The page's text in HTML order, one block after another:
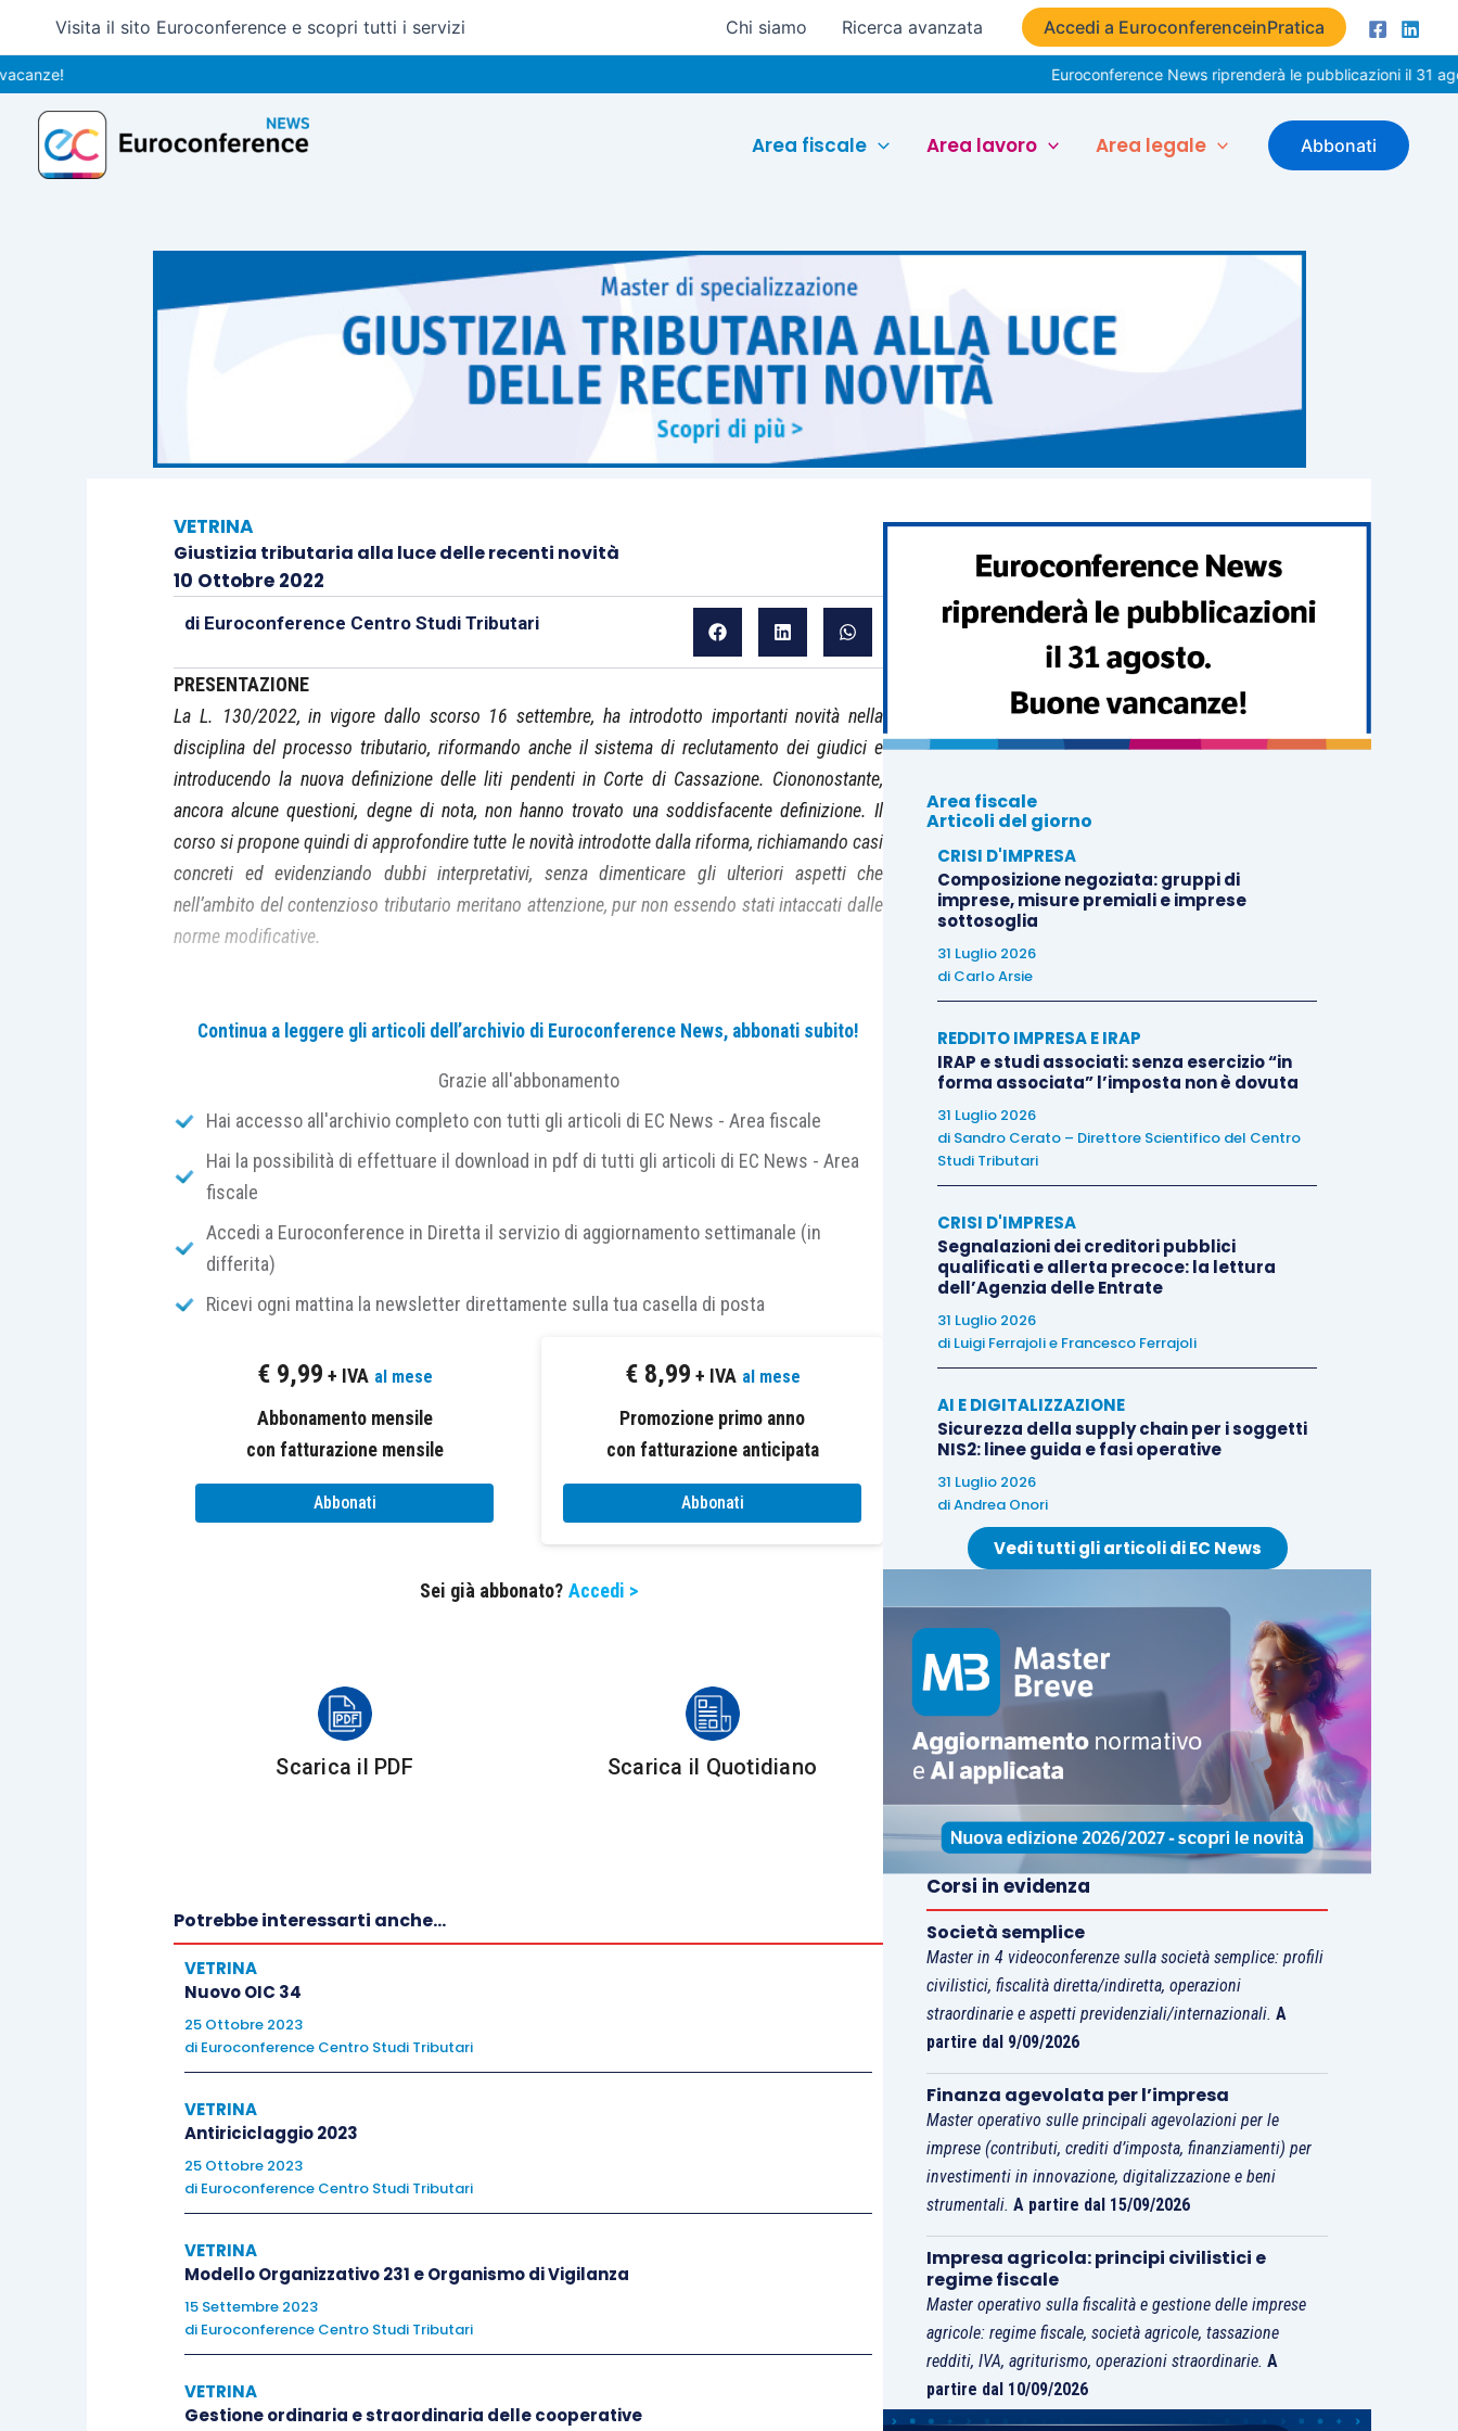
contenuto
Visita il sito Euroconference e scopri tutti i servizi Chi siamo Ricerca avanzata Accedi a EuroconferenceinPratica
Euroconference News riprenderà le pubblicazioni il 31 agosto.
Area fiscale Area lavoro Area legale Abbonati
VETRINA
Giustizia tributaria alla luce delle recenti novità
10 Ottobre 2022
di Euroconference Centro Studi Tributari
PRESENTAZIONE
La L. 130/2022, in vigore dallo scorso 16 settembre, ha introdotto importanti novità nella
disciplina del processo tributario, riformando anche il sistema di reclutamento dei giudici e
introducendo la nuova definizione delle liti pendenti in Corte di Cassazione. Ciononostante,
ancora alcune questioni, degne di nota, non hanno trovato una soddisfacente definizione.Il
corso si propone quindi di approfondire tutte le novità introdotte dalla riforma, richiamando casi
concreti ed evidenziando dubbi interpretativi, senza dimenticare gli ulteriori aspetti che
nell’ambito del contenzioso tributario meritano attenzione, pur non essendo stati intaccati dalle
norme modificative.
I Incontro
La definizione delle liti pendenti in Cassazione, le altre novità e le questioni critiche
ancora non risolte
Le nuove modalità di reclutamento dei giudici tributari
La definizione delle liti pendenti in Cassazione: i presupposti, i termini previsti e gli
effetti
Le criticità e la giurisprudenza sulle precedenti esperienze di definizione delle liti
La partecipazione all’udienza mediante collegamento da remoto: le novità
introdotte
Ulteriori questioni critiche ancora non risolte: analisi della giurisprudenza e spunti
Reclamo, mediazione e conciliazione alla luce delle novità
III Incontro
L’onere della prova in capo all’Amministrazione finanziaria: riflessioni critiche
Analisi di alcuni casi concreti e approfondimenti in merito alla ripartizione
dell’onere della prova
Le presunzioni legali e semplici: quali sono gli effetti della riforma?
Motivazione e prova
La nuova testimonianza scritta
Continua a leggere gli articoli dell’archivio di Euroconference News, abbonati subito!
Grazie all'abbonamento
Hai accesso all'archivio completo con tutti gli articoli di EC News - Area fiscale
Hai la possibilità di effettuare il download in pdf di tutti gli articoli di EC News - Area
fiscale
Accedi a Euroconference in Diretta il servizio di aggiornamento settimanale (in
differita)
Ricevi ogni mattina la newsletter direttamente sulla tua casella di posta
€ 9,99 + IVA al mese
Abbonamento mensile
con fatturazione mensile
Abbonati
€ 8,99 + IVA al mese
Promozione primo anno
con fatturazione anticipata
Abbonati
Sei già abbonato? Accedi >
Scarica il PDF Scarica il Quotidiano
Potrebbe interessarti anche...
VETRINA
Nuovo OIC 34
25 Ottobre 2023
di Euroconference Centro Studi Tributari
VETRINA
Antiriciclaggio 2023
25 Ottobre 2023
di Euroconference Centro Studi Tributari
VETRINA
Modello Organizzativo 231 e Organismo di Vigilanza
15 Settembre 2023
di Euroconference Centro Studi Tributari
VETRINA
Gestione ordinaria e straordinaria delle cooperative
Area fiscale
Articoli del giorno
CRISI D'IMPRESA
Composizione negoziata: gruppi di
imprese, misure premiali e imprese
sottosoglia
31 Luglio 2026
di Carlo Arsie
REDDITO IMPRESA E IRAP
IRAP e studi associati: senza esercizio “in
forma associata” l’imposta non è dovuta
31 Luglio 2026
di Sandro Cerato – Direttore Scientifico del Centro
Studi Tributari
CRISI D'IMPRESA
Segnalazioni dei creditori pubblici
qualificati e allerta precoce: la lettura
dell’Agenzia delle Entrate
31 Luglio 2026
di Luigi Ferrajolie Francesco Ferrajoli
AI E DIGITALIZZAZIONE
Sicurezza della supply chain per i soggetti
NIS2: linee guida e fasi operative
31 Luglio 2026
diAndrea Onori
Vedi tutti gli articoli di EC News
Corsi in evidenza
Società semplice
Master in 4 videoconferenze sulla società semplice: profili
civilistici, fiscalità diretta/indiretta, operazioni
straordinarie e aspetti previdenziali/internazionali.A
partire dal 9/09/2026
Finanza agevolata per l’impresa
Master operativo sulle principali agevolazioni per le
imprese (contributi, crediti d’imposta, finanziamenti) per
investimenti in innovazione, digitalizzazione e beni
strumentali. A partire dal 15/09/2026
Impresa agricola: principi civilistici e
regime fiscale
Master operativo sulla fiscalità e gestione delle imprese
agricole: regime fiscale, società agricole, tassazione
redditi, IVA, agriturismo, operazioni straordinarie.A
partire dal 10/09/2026